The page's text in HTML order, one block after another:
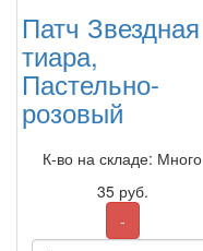
Патч Звездная
тиара,
Пастельно-
розовый
К-во на складе: Много
35 руб.
-